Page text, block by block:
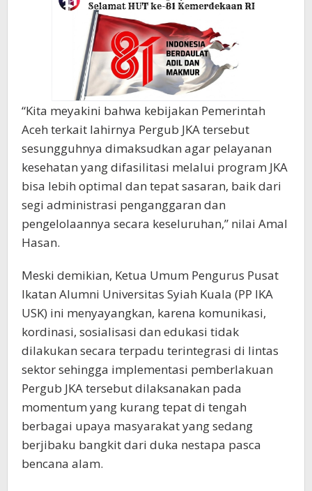
“Kita meyakini bahwa kebijakan Pemerintah
Aceh terkait lahirnya Pergub JKA tersebut
sesungguhnya dimaksudkan agar pelayanan
kesehatan yang difasilitasi melalui program JKA
bisa lebih optimal dan tepat sasaran, baik dari
segi administrasi penganggaran dan
pengelolaannya secara keseluruhan,” nilai Amal
Hasan.
Meski demikian, Ketua Umum Pengurus Pusat
Ikatan Alumni Universitas Syiah Kuala (PP IKA
USK) ini menyayangkan, karena komunikasi,
kordinasi, sosialisasi dan edukasi tidak
dilakukan secara terpadu terintegrasi di lintas
sektor sehingga implementasi pemberlakuan
Pergub JKA tersebut dilaksanakan pada
momentum yang kurang tepat di tengah
berbagai upaya masyarakat yang sedang
berjibaku bangkit dari duka nestapa pasca
bencana alam.